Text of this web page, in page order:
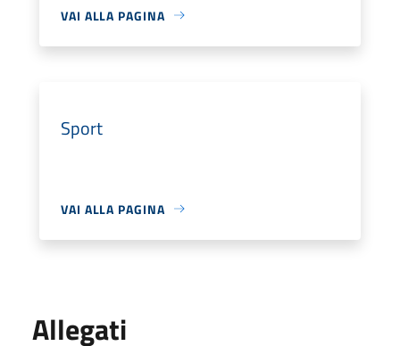
VAI ALLA PAGINA
Sport
VAI ALLA PAGINA
Allegati